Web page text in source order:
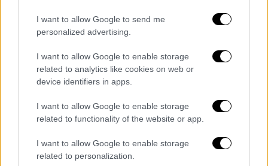
I want to allow Google to send me
personalized advertising.
I want to allow Google to enable storage
related to analytics like cookies on web or
device identifiers in apps.
I want to allow Google to enable storage
related to functionality of the website or app.
I want to allow Google to enable storage
related to personalization.
View this post on Instagram